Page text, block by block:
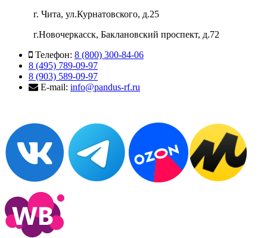
г. Чита, ул.Курнатовского, д.25
г.Новочеркасск, Баклановский проспект, д.72
Телефон: 8 (800) 300-84-06
8 (495) 789-09-97
8 (903) 589-09-97
E-mail: info@pandus-rf.ru